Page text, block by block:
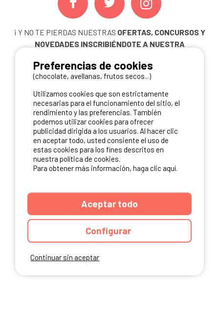
¡ Y NO TE PIERDAS NUESTRAS OFERTAS, CONCURSOS Y
NOVEDADES INSCRIBIÉNDOTE A NUESTRA
ME INSCRIBO
NUESTROS PARTNERS
Continuar sin aceptar
Preferencias de cookies
(chocolate, avellanas, frutos secos...)
Utilizamos cookies que son estrictamente
necesarias para el funcionamiento del sitio, el
rendimiento y las preferencias. También
podemos utilizar cookies para ofrecer
publicidad dirigida a los usuarios. Al hacer clic
en aceptar todo, usted consiente el uso de
estas cookies para los fines descritos en
nuestra política de cookies.
Para obtener más información, haga clic aquí.
Aceptar todo
Configurar